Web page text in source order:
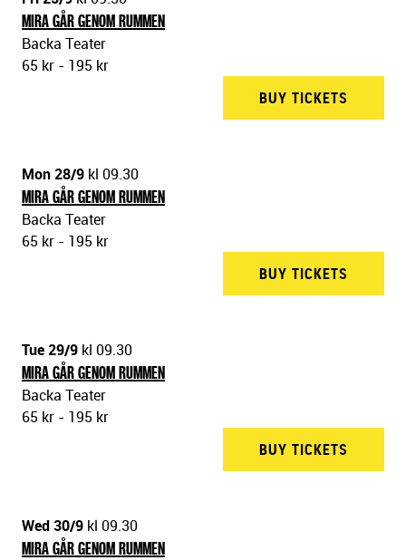
MIRA GÅR GENOM RUMMEN
Backa Teater
65 kr - 195 kr
BUY TICKETS
Mon 28/9 kl 09.30
MIRA GÅR GENOM RUMMEN
Backa Teater
65 kr - 195 kr
BUY TICKETS
Tue 29/9 kl 09.30
MIRA GÅR GENOM RUMMEN
Backa Teater
65 kr - 195 kr
BUY TICKETS
Wed 30/9 kl 09.30
MIRA GÅR GENOM RUMMEN